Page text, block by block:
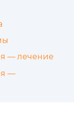
— лечение
—